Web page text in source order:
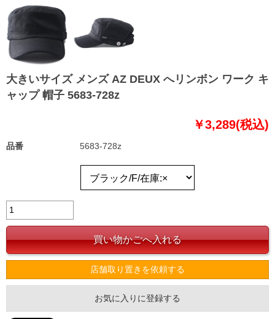
大きいサイズ メンズ AZ DEUX へリンボン ワーク キ
ャップ 帽子 5683-728z
￥3,289(税込)
品番 5683-728z
店舗取り置きを依頼する
お気に入りに登録する